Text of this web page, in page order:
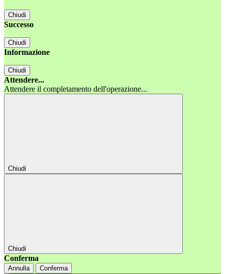
Chiudi
Successo
Chiudi
Informazione
Chiudi
Attendere...
Attendere il completamento dell'operazione...
Chiudi
Chiudi
Conferma
Annulla Conferma